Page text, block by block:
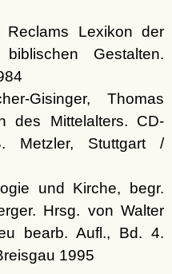
Lexikon der
Gestalten.
Gisinger, Thomas
des Mittelalters. CD-
Metzler, Stuttgart /
und Kirche, begr.
Hrsg. von Walter
bearb. Aufl., Bd. 4.
1995